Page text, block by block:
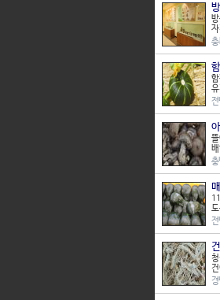
충
전
충
전
경